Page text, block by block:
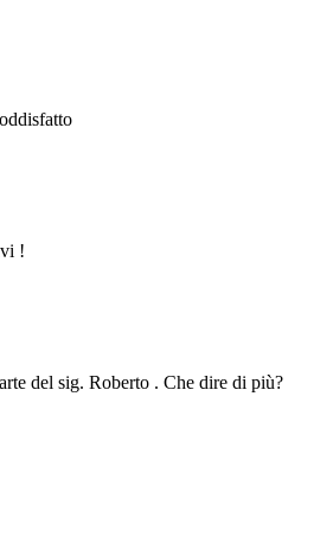
!
del sig. Roberto . Che dire di più?